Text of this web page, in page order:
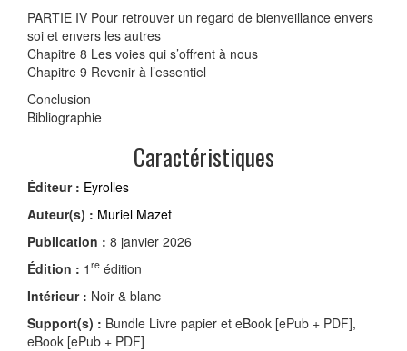
PARTIE IV Pour retrouver un regard de bienveillance envers
soi et envers les autres
Chapitre 8 Les voies qui s’offrent à nous
Chapitre 9 Revenir à l’essentiel
Conclusion
Bibliographie
Caractéristiques
Éditeur : Eyrolles
Auteur(s) : Muriel Mazet
Publication : 8 janvier 2026
Édition : 1 re édition
Intérieur : Noir & blanc
Support(s) : Bundle Livre papier et eBook [ePub + PDF],
eBook [ePub + PDF]